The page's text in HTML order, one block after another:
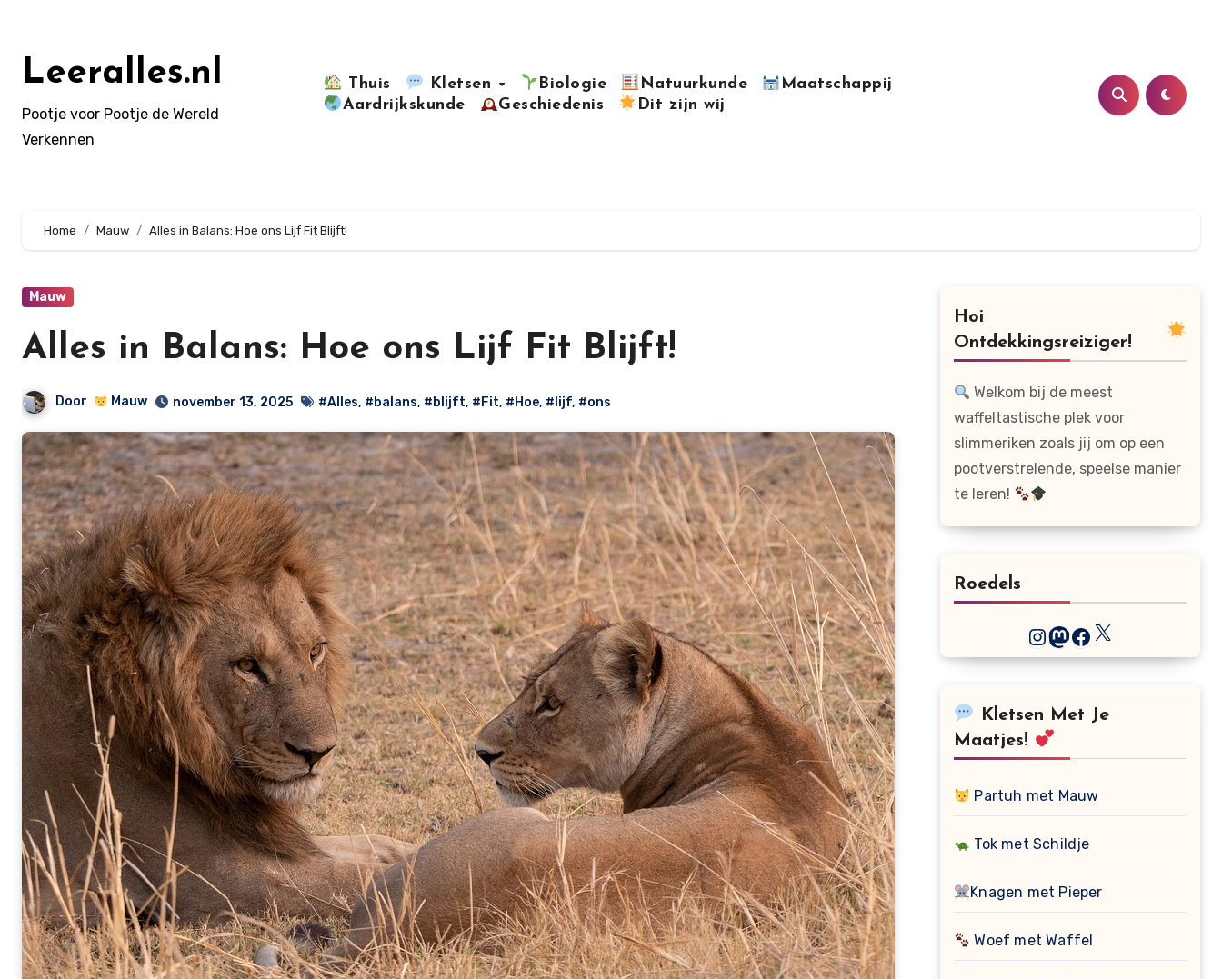
inhoudLeeralles.nl
Pootje voor Pootje de Wereld
Verkennen
Thuis Kletsen Biologie Natuurkunde
Maatschappij
Aardrijkskunde
Geschiedenis Dit zijn wij
Home Mauw Alles in Balans: Hoe ons Lijf Fit Blijft!
Mauw
Alles in Balans: Hoe ons Lijf Fit Blijft!
Door Mauw november 13, 2025 #Alles, #balans, #blijft, #Fit, #Hoe, #lijf, #ons
Hoi
Ontdekkingsreiziger!
Welkom bij de meest
waffeltastische plek voor
slimmeriken zoals jij om op een
pootverstrelende, speelse manier
te leren!
Roedels
Instagram
Mastodon
Facebook
X
Kletsen Met Je
Maatjes!
Partuh met Mauw
Tok met Schildje
Knagen met Pieper
Woef met Waffel